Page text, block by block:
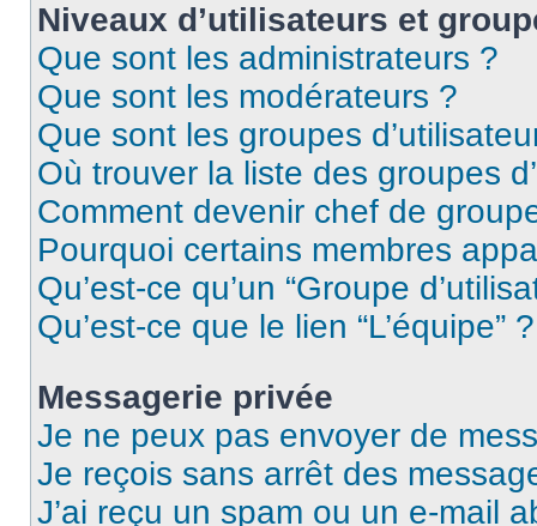
Niveaux d’utilisateurs et
Que sont les administrateurs ?
Que sont les modérateurs ?
Que sont les groupes
Où trouver la liste des groupes
Comment devenir chef de
Pourquoi certains membres
Qu’est-ce qu’un “Groupe
Qu’est-ce que le lien “L’équipe” ?
Messagerie privée
Je ne peux pas envoyer de
Je reçois sans arrêt des
J’ai reçu un spam ou un e-mail